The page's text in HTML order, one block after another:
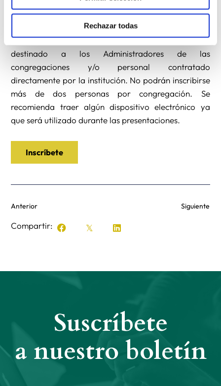
Rechazar todas
El número de plazas es limitado (30 personas) y serán
asignadas por orden de inscripción. El curso irá
destinado a los Administradores de las
congregaciones y/o personal contratado
directamente por la institución. No podrán inscribirse
más de dos personas por congregación. Se
recomienda traer algún dispositivo electrónico ya
que será utilizado durante las presentaciones.
Inscríbete
Anterior Siguiente
Compartir:
Suscríbete
a nuestro boletín